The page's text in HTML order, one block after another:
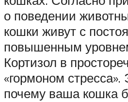
о поведении
кошки живут с
повышенным
Кортизол в
«гормоном стресса».
почему ваша кошка